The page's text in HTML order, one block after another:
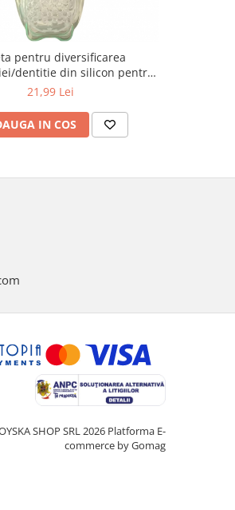
pentru diversificarea
dentitie din silicon pentru
piure proaspat, Albastru
21,99 Lei
IN COS
SHOP SRL 2026 Platforma E-
commerce by Gomag